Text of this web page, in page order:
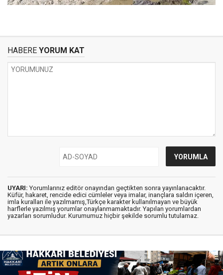
HABERE YORUM KAT
UYARI: Yorumlarınız editör onayından geçtikten sonra yayınlanacaktır.
Küfür, hakaret, rencide edici cümleler veya imalar, inançlara saldırı içeren,
imla kuralları ile yazılmamış,Türkçe karakter kullanılmayan ve büyük
harflerle yazılmış yorumlar onaylanmamaktadır. Yapılan yorumlardan
yazarları sorumludur. Kurumumuz hiçbir şekilde sorumlu tutulamaz.